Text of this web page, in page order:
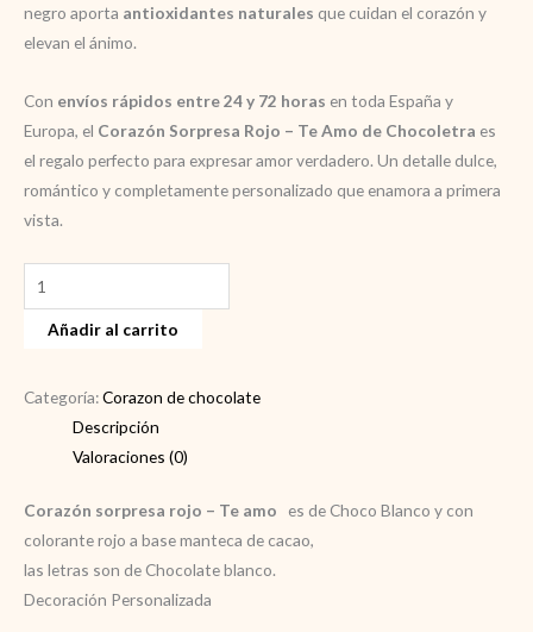
negro aporta antioxidantes naturales que cuidan el corazón y
elevan el ánimo.
Con envíos rápidos entre 24 y 72 horas en toda España y
Europa, el Corazón Sorpresa Rojo – Te Amo de Chocoletra es
el regalo perfecto para expresar amor verdadero. Un detalle dulce,
romántico y completamente personalizado que enamora a primera
vista.
Corazón
sorpresa
rojo
Te
cantidad
Añadir al carrito
Categoría:Corazon de chocolate
Descripción
Valoraciones (0)
Corazón sorpresa rojo – Te amo
es de Choco Blanco y con
colorante rojo a base manteca de cacao,
las letras son de Chocolate blanco.
Decoración Personalizada